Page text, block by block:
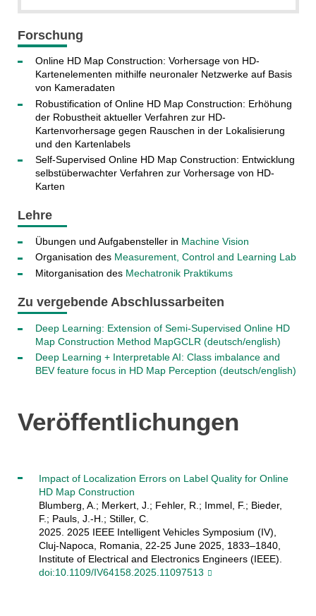
Forschung
Online HD Map Construction: Vorhersage von HD-
Kartenelementen mithilfe neuronaler Netzwerke auf Basis
von Kameradaten
Robustification of Online HD Map Construction: Erhöhung
der Robustheit aktueller Verfahren zur HD-
Kartenvorhersage gegen Rauschen in der Lokalisierung
und den Kartenlabels
Self-Supervised Online HD Map Construction: Entwicklung
selbstüberwachter Verfahren zur Vorhersage von HD-
Karten
Lehre
Übungen und Aufgabensteller in Machine Vision
Organisation des Measurement, Control and Learning Lab
Mitorganisation des Mechatronik Praktikums
Zu vergebende Abschlussarbeiten
Deep Learning: Extension of Semi-Supervised Online HD
Map Construction Method MapGCLR (deutsch/english)
Deep Learning + Interpretable AI: Class imbalance and
BEV feature focus in HD Map Perception (deutsch/english)
Veröffentlichungen
Impact of Localization Errors on Label Quality for Online
HD Map Construction
Blumberg, A.; Merkert, J.; Fehler, R.; Immel, F.; Bieder,
F.; Pauls, J.-H.; Stiller, C.
2025. 2025 IEEE Intelligent Vehicles Symposium (IV),
Cluj-Napoca, Romania, 22-25 June 2025, 1833–1840,
Institute of Electrical and Electronics Engineers (IEEE).
doi:10.1109/IV64158.2025.11097513